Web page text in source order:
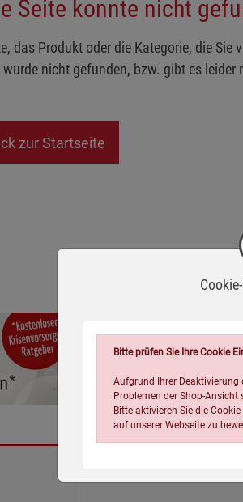
Seite konnte nicht
das Produkt oder die Kategorie, die Sie
nicht gefunden, bzw. gibt es leider
zur Startseite
Bitte prüfen Sie Ihre Cookie
Aufgrund Ihrer Deaktivierung
Problemen der Shop-Ansicht
Bitte aktivieren Sie die
auf unserer Webseite zu